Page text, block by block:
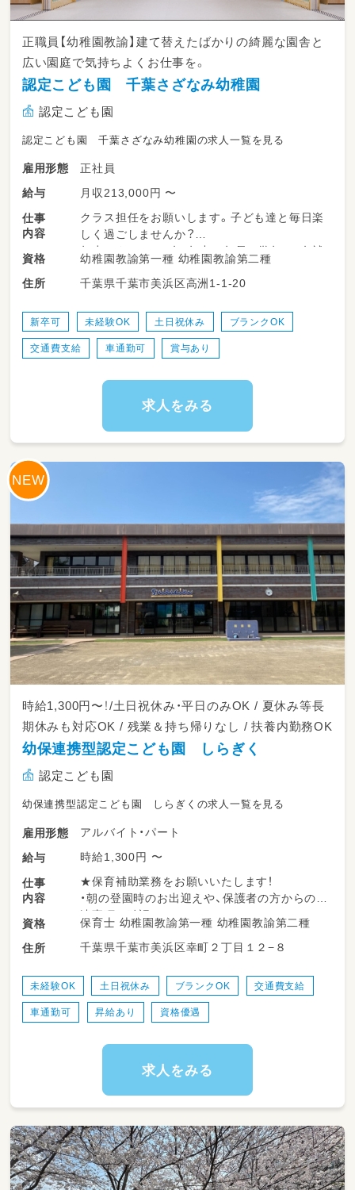
正職員【幼稚園教諭】建て替えたばかりの綺麗な園舎と
広い園庭で気持ちよくお仕事を。
認定こども園 千葉さざなみ幼稚園
認定こども園
認定こども園 千葉さざなみ幼稚園の求人一覧を見る
雇用形態
正社員
給与
月収213,000円 〜
仕事
内容
クラス担任をお願いします。子ども達と毎日楽
しく過ごしませんか？
年少はクラスに1名、年中と年長は学年に1名補
助がつく編成です。
要録等の入力はPC/iPadでのシステムを採用
PCが苦手な方も丁寧に指導いたします。
未経験・ブランク期間ありでも問題ありませ
さい。
資格
幼稚園教諭第一種 幼稚園教諭第二種
住所
千葉県千葉市美浜区高洲1-1-20
新卒可 未経験OK 土日祝休み ブランクOK
交通費支給 車通勤可 賞与あり
求人をみる
時給1,300円〜！/土日祝休み・平日のみOK / 夏休み等長
期休みも対応OK / 残業＆持ち帰りなし / 扶養内勤務OK
幼保連携型認定こども園 しらぎく
認定こども園
幼保連携型認定こども園 しらぎくの求人一覧を見る
雇用形態
アルバイト・パート
給与
時給1,300円 〜
仕事
内容
★保育補助業務をお願いいたします！
・朝の登園時のお出迎えや、保護者の方からの伝
達事項の確認
・お部屋での自由遊びや、園庭・公園でのお外遊
びの安全な見守り
マナーのサポート
・お昼寝の準備や寝かしつけ、睡眠中の安全確認
・降園時のお見送りや、お部屋のお掃除・おもち
・担任の先生のサポート（絵本や手遊びの補助、
活動器具の準備・片付け）
資格
保育士 幼稚園教諭第一種 幼稚園教諭第二種
住所
千葉県千葉市美浜区幸町２丁目１２−８
未経験OK 土日祝休み ブランクOK 交通費支給
車通勤可 昇給あり 資格優遇
求人をみる